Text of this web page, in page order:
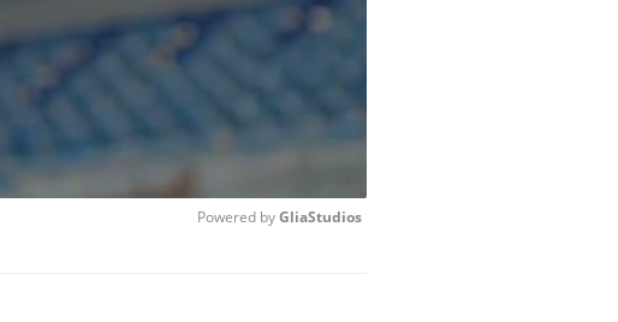
Powered by GliaStudios